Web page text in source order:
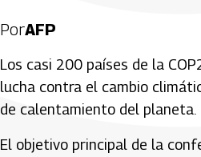
PorAFP
Los casi 200 países de la
lucha contra el cambio
de calentamiento del planeta.
El objetivo principal de la